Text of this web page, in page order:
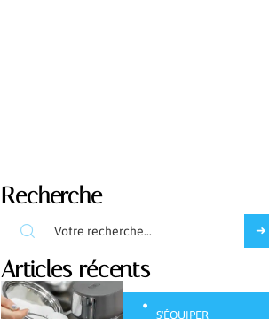
Recherche
Articles récents
S'ÉQUIPER